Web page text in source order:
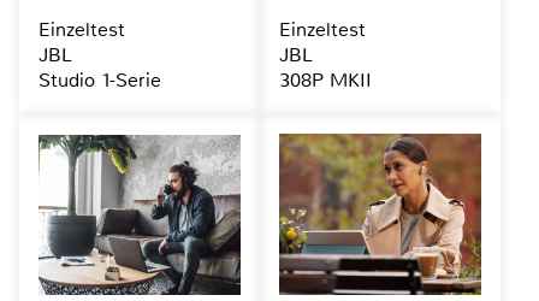
Einzeltest
JBL
Studio 1-Serie
Einzeltest
JBL
308P MKII